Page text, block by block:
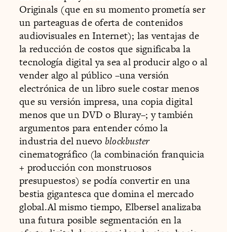
Originals (que en su momento prometía ser
un parteaguas de oferta de contenidos
audiovisuales en Internet); las ventajas de
la reducción de costos que significaba la
tecnología digital ya sea al producir algo o al
vender algo al público –una versión
electrónica de un libro suele costar menos
que su versión impresa, una copia digital
menos que un DVD o Bluray–; y también
argumentos para entender cómo la
industria del nuevo blockbuster
cinematográfico (la combinación franquicia
+ producción con monstruosos
presupuestos) se podía convertir en una
bestia gigantesca que domina el mercado
global.Al mismo tiempo, Elbersel analizaba
una futura posible segmentación en la